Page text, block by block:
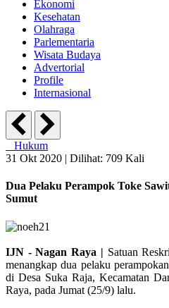
Ekonomi
Kesehatan
Olahraga
Parlementaria
Wisata Budaya
Advertorial
Profile
Internasional
Hukum
31 Okt 2020 | Dilihat: 709 Kali
Dua Pelaku Perampok Toke
Sumut
IJN - Nagan Raya | Satuan
menangkap dua pelaku
di Desa Suka Raja, Kecamatan
Raya, pada Jumat (25/9) lalu.